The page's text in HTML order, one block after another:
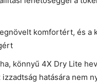
komfortért, és a
könnyű 4X Dry Lite
izzadtság hatására nem